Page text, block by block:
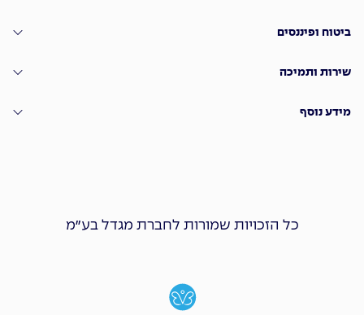
ביטוח ופיננסים
שירות ותמיכה
מידע נוסף
כל הזכויות שמורות לחברת מגדל בע״מ